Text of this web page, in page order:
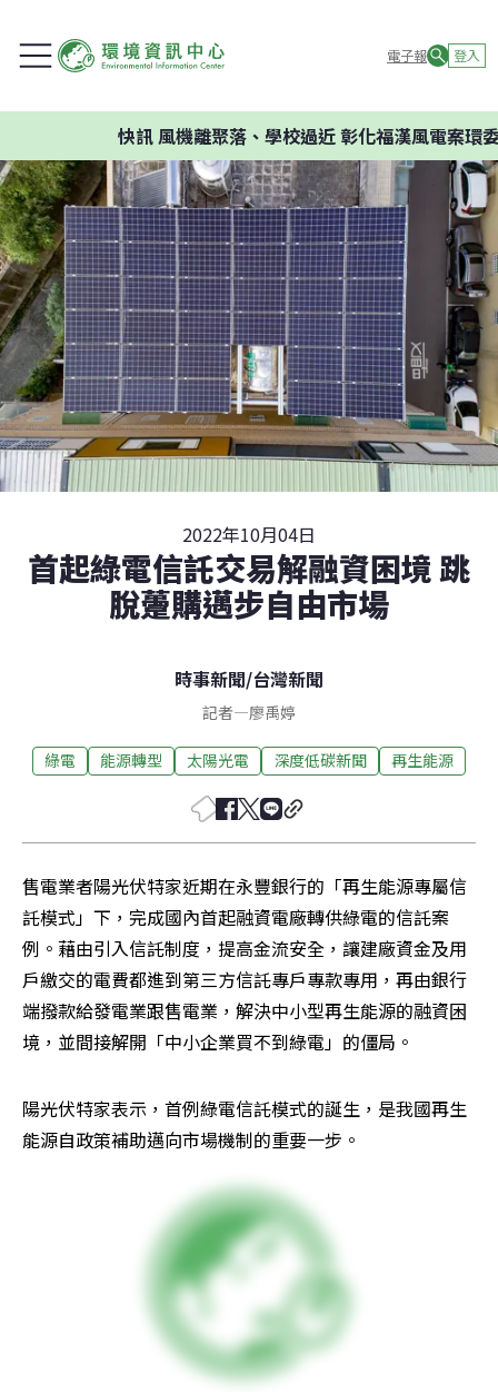
電子報 登入
風機離聚落、學校過近 彰化福漢風電案環委建議
2022年10月04日
首起綠電信託交易解融資困境 跳
脫躉購邁步自由市場
時事新聞/台灣新聞
記者—廖禹婷
綠電 能源轉型 太陽光電 深度低碳新聞 再生能源
售電業者陽光伏特家近期在永豐銀行的「再生能源專屬信
託模式」下，完成國內首起融資電廠轉供綠電的信託案
例。藉由引入信託制度，提高金流安全，讓建廠資金及用
戶繳交的電費都進到第三方信託專戶專款專用，再由銀行
端撥款給發電業跟售電業，解決中小型再生能源的融資困
境，並間接解開「中小企業買不到綠電」的僵局。
陽光伏特家表示，首例綠電信託模式的誕生，是我國再生
能源自政策補助邁向市場機制的重要一步。